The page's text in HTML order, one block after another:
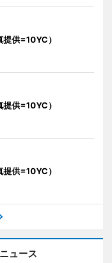
供=10YC）
供=10YC）
供=10YC）
ュース